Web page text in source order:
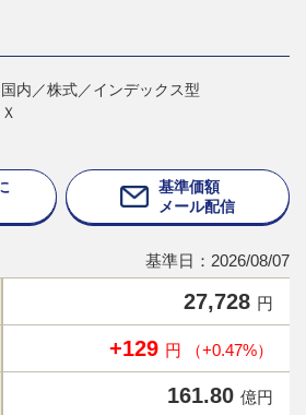
内／株式／インデックス型
基準価額
メール配信
基準日：2026/08/07
27,728 円
+129 円 （+0.47%）
161.80 億円